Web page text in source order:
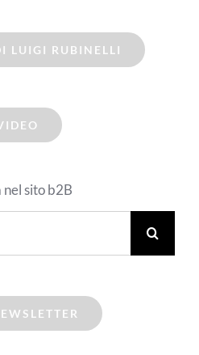
LUIGI RUBINELLI
nel sito b2B